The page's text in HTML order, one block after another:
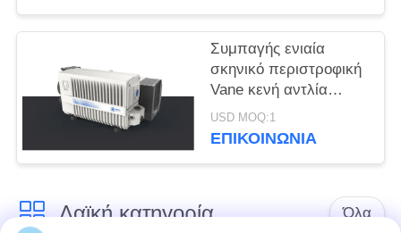
Συμπαγής ενιαία
σκηνικό περιστροφική
Vane κενή αντλία
Srv300 300 άσπρο
χρώμα M3/H
USD MOQ:1
ΕΠΙΚΟΙΝΩΝΊΑ
Λαϊκή κατηγορία Όλα